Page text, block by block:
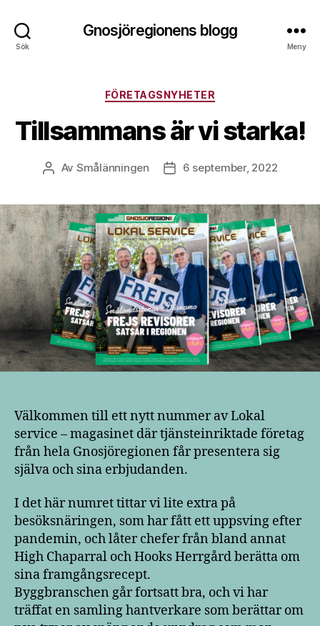
Sök
Gnosjöregionens blogg
Meny
Kategorier
FÖRETAGSNYHETER
Tillsammans är vi starka!
Inläggsförfattare
Av Smålänningen Inläggsdatum
6 september, 2022
Välkommen till ett nytt nummer av Lokal
service – magasinet där tjänsteinriktade företag
från hela Gnosjöregionen får presentera sig
själva och sina erbjudanden.
I det här numret tittar vi lite extra på
besöksnäringen, som har fått ett uppsving efter
pandemin, och låter chefer från bland annat
High Chaparral och Hooks Herrgård berätta om
sina framgångsrecept.
Byggbranschen går fortsatt bra, och vi har
träffat en samling hantverkare som berättar om